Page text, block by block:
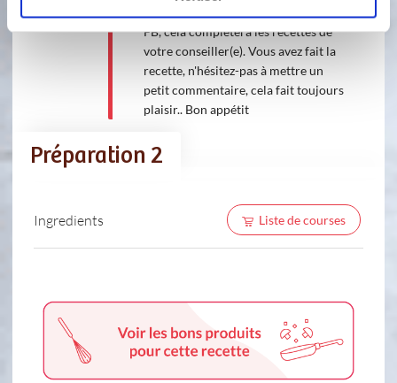
même jeter un coup d'œil sur ma page
FB, cela complétera les recettes de
votre conseiller(e). Vous avez fait la
recette, n'hésitez-pas à mettre un
petit commentaire, cela fait toujours
plaisir.. Bon appétit
Préparation 2
Ingredients Liste de courses